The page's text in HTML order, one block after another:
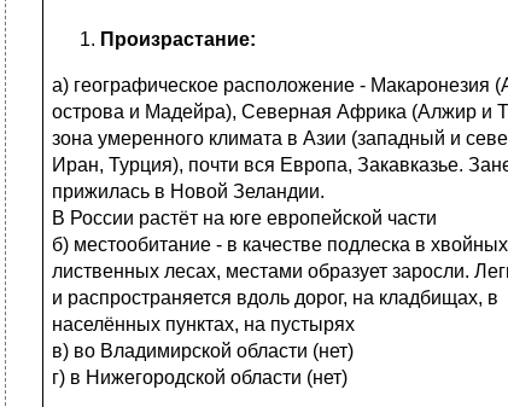
Произрастание:
а) географическое расположение - Макаронезия
острова и Мадейра), Северная Африка (Алжир и
зона умеренного климата в Азии (западный и
Иран, Турция), почти вся Европа, Закавказье.
прижилась в Новой Зеландии.
В России растёт на юге европейской части
б) местообитание - в качестве подлеска в
лиственных лесах, местами образует заросли.
и распространяется вдоль дорог, на кладбищах, в
населённых пунктах, на пустырях
в) во Владимирской области (нет)
г) в Нижегородской области (нет)